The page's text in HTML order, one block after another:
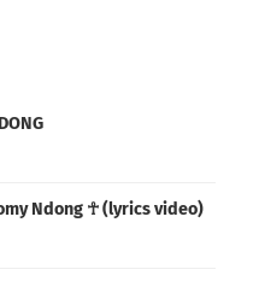
Ndong ☥ (lyrics video)